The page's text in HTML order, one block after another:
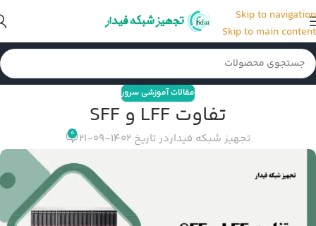
Skip to navigation
Skip to main content
مقالات آموزشی سرور
تفاوت LFF و SFF
تجهیز شبکه فیداردر تاریخ 1402-09-21 0